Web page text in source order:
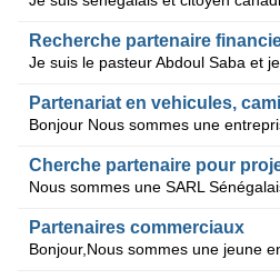
Recherche partenaire
Partenariat en vehicules,
Cherche partenaire pour
Partenaires commerciaux